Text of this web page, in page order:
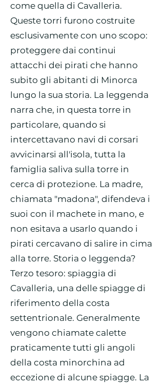
come quella di Cavalleria.
Queste torri furono costruite
esclusivamente con uno scopo:
proteggere dai continui
attacchi dei pirati che hanno
subito gli abitanti di Minorca
lungo la sua storia. La leggenda
narra che, in questa torre in
particolare, quando si
intercettavano navi di corsari
avvicinarsi all'isola, tutta la
famiglia saliva sulla torre in
cerca di protezione. La madre,
chiamata "madona", difendeva i
suoi con il machete in mano, e
non esitava a usarlo quando i
pirati cercavano di salire in cima
alla torre. Storia o leggenda?
Terzo tesoro: spiaggia di
Cavalleria, una delle spiagge di
riferimento della costa
settentrionale. Generalmente
vengono chiamate calette
praticamente tutti gli angoli
della costa minorchina ad
eccezione di alcune spiagge. La